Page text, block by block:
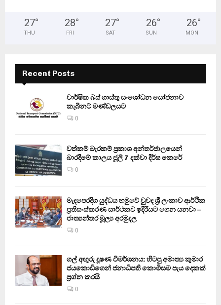
27°
THU
28°
FRI
27°
SAT
26°
SUN
26°
MON
Recent Posts
වාර්ෂික බස් ගාස්තු සංශෝධන යෝජනාව
කැබිනට් මණ්ඩලයට
0
වත්කම් බැරකම් ප්‍රකාශ අන්තර්ජාලයෙන්
බාරදීමේ කාලය ජූලි 7 දක්වා දීර්ඝ කෙරේ
0
මැදපෙරදිග යුද්ධය හමුවේ වුවද ශ්‍රී ලංකාව ආර්ථික
ප්‍රතිසංස්කරණ සාර්ථකව ඉදිරියට ගෙන යනවා –
ජාත්‍යන්තර මූල්‍ය අරමුදල
0
ගල් අඟුරු දූෂණ විමර්ශනය: හිටපු අමාත්‍ය කුමාර
ජයකොඩිගෙන් ජනාධිපති කොමිසම පැය දෙකක්
ප්‍රශ්න කරයි
0